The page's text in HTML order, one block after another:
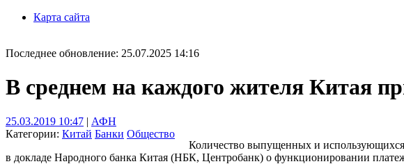
Карта сайта
Последнее обновление: 25.07.2025 14:16
В среднем на каждого жителя Китая
25.03.2019 10:47 | АФН
Категории: Китай Банки Общество
Количество выпущенных и использующихся
в докладе Народного банка Китая (НБК, Центробанк) о функционировании